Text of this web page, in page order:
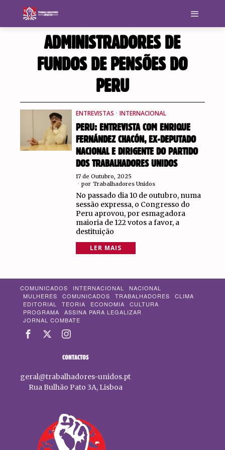
ADMINISTRADORES DE
FUNDOS DE PENSÕES DO
PERU
ENTREVISTAS · INTERNACIONAL
PERU: ENTREVISTA COM ENRIQUE
FERNÁNDEZ CHACÓN, EX-DEPUTADO
NACIONAL E DIRIGENTE DO PARTIDO
DOS TRABALHADORES UNIDOS
17 de Outubro, 2025
por Trabalhadores Unidos
No passado dia 10 de outubro, numa
sessão expressa, o Congresso do
Peru aprovou, por esmagadora
maioria de 122 votos a favor, a
destituição
LER MAIS
COMUNICADOS INTERNACIONAL
NACIONAL
MULHERES
COMUNICADOS TRABALHADORES
CLIMA
EDITORIAL
TEORIA ECONOMIA
CULTURA
PROGRAMA
ASSINA PARA LEGALIZAR
JORNAL COMBATE
CONTACTOS
geral@trabalhadores-unidos.pt
Rua Bulhão Pato 3A, Lisboa